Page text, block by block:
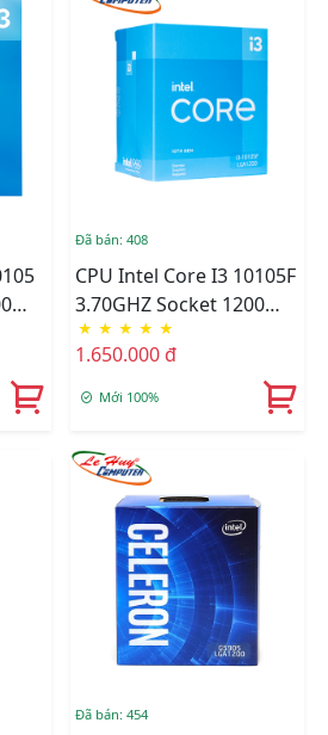
Đã bán: 408
CPU Intel Core I3 10105F
3.70GHZ Socket 1200
Tray
★ ★ ★ ★ ★
1.650.000 đ
Mới 100%
Đã bán: 454